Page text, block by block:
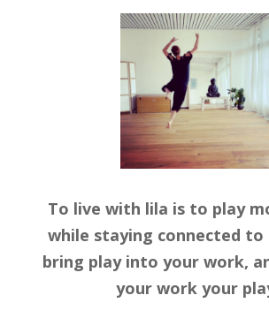
To live with lila is to play
while staying connected to
bring play into your work,
your work your